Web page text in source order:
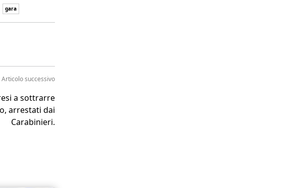
gara
Articolo successivo
a sottrarre
arrestati dai
Carabinieri.